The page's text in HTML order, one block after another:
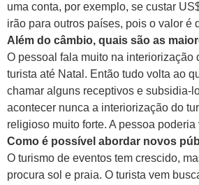
uma conta, por exemplo, se custar
irão para outros países, pois o valor é
Além do câmbio, quais são as
O pessoal fala muito na interiorização
turista até Natal. Então tudo volta ao
chamar alguns receptivos e subsidia-
acontecer nunca a interiorização do
religioso muito forte. A pessoa
Como é possível abordar novos
O turismo de eventos tem crescido,
procura sol e praia. O turista vem